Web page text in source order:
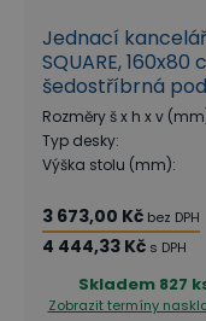
Řada
PRIMO GRAY
Kolekce
vlastní výroby
prostor spojení
ergonomie.
dřeva, šedé či
elegantní
Jednací
SQUARE, 160x80
šedostříbrná
Rozměry š x h x v
Typ desky:
Výška stolu (mm):
3 673,00 Kč bez DPH
4 444,33 Kč s DPH
Skladem 827
Zobrazit termíny